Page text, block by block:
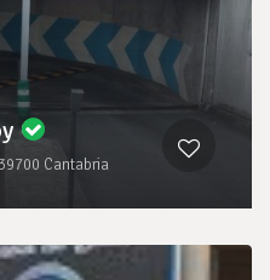
Cantabria